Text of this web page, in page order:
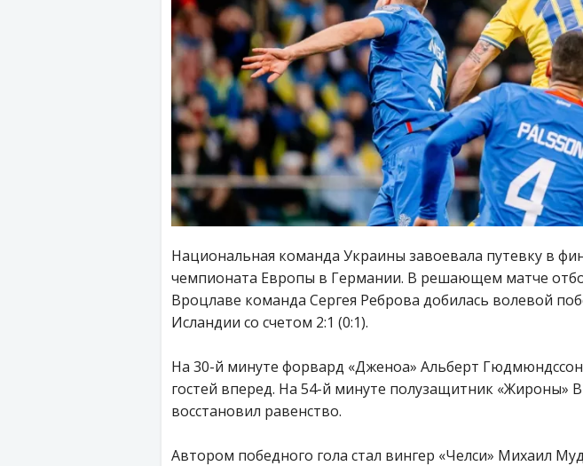
Национальная команда Украины завоевала путевку в
чемпионата Европы в Германии. В решающем матче
Вроцлаве команда Сергея Реброва добилась волевой
Исландии со счетом 2:1 (0:1).
На 30-й минуте форвард «Дженоа» Альберт
гостей вперед. На 54-й минуте полузащитник «Жироны»
восстановил равенство.
Автором победного гола стал вингер «Челси» Михаил